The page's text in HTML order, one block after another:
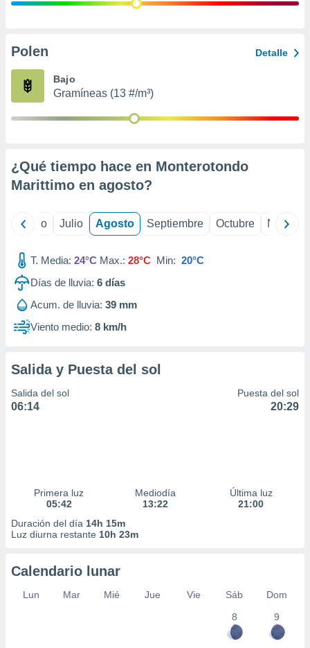
publicidad
de
Polen Detalle
Bajo
Gramíneas (13 #/m³)
¿Qué tiempo hace en Monterotondo
Marittimo en agosto?
Junio Julio Agosto Septiembre Octubre
T. Media: 24°C Max.: 28°C Min: 20°C
Días de lluvia: 6 días
Acum. de lluvia: 39 mm
Viento medio: 8 km/h
Salida y Puesta del sol
Salida del sol
06:14
Puesta del sol
20:29
Primera luz
05:42
Mediodía
13:22
Última luz
21:00
Duración del día 14h 15m
Luz diurna restante 10h 23m
Calendario lunar
Lun Mar Mié Jue Vie Sáb
Dom
8
9